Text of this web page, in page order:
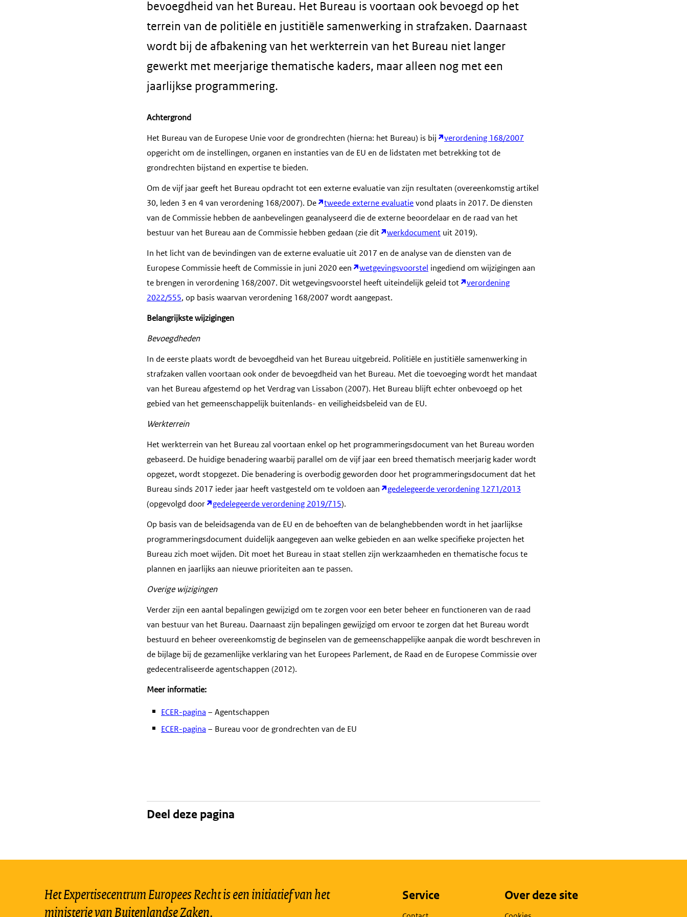
bevoegdheid van het Bureau. Het Bureau is voortaan ook bevoegd op het
terrein van de politiële en justitiële samenwerking in strafzaken. Daarnaast
wordt bij de afbakening van het werkterrein van het Bureau niet langer
gewerkt met meerjarige thematische kaders, maar alleen nog met een
jaarlijkse programmering.
Achtergrond
Het Bureau van de Europese Unie voor de grondrechten (hierna: het Bureau) is bij
verordening 168/2007
opgericht om de instellingen, organen en instanties van de EU en de lidstaten met betrekking tot de
grondrechten bijstand en expertise te bieden.
Om de vijf jaar geeft het Bureau opdracht tot een externe evaluatie van zijn resultaten (overeenkomstig artikel
30, leden 3 en 4 van verordening 168/2007). De
tweede externe evaluatievond plaats in 2017. De diensten
van de Commissie hebben de aanbevelingen geanalyseerd die de externe beoordelaar en de raad van het
bestuur van het Bureau aan de Commissie hebben gedaan (zie dit
werkdocument uit 2019).
In het licht van de bevindingen van de externe evaluatie uit 2017 en de analyse van de diensten van de
Europese Commissie heeft de Commissie in juni 2020 een
wetgevingsvoorstel ingediend om wijzigingen aan
te brengen in verordening 168/2007. Dit wetgevingsvoorstel heeft uiteindelijk geleid tot
verordening
2022/555, op basis waarvan verordening 168/2007 wordt aangepast.
Belangrijkste wijzigingen
Bevoegdheden
In de eerste plaats wordt de bevoegdheid van het Bureau uitgebreid. Politiële en justitiële samenwerking in
strafzaken vallen voortaan ook onder de bevoegdheid van het Bureau. Met die toevoeging wordt het mandaat
van het Bureau afgestemd op het Verdrag van Lissabon (2007). Het Bureau blijft echter onbevoegd op het
gebied van het gemeenschappelijk buitenlands- en veiligheidsbeleid van de EU.
Werkterrein
Het werkterrein van het Bureau zal voortaan enkel op het programmeringsdocument van het Bureau worden
gebaseerd. De huidige benadering waarbij parallel om de vijf jaar een breed thematisch meerjarig kader wordt
opgezet, wordt stopgezet. Die benadering is overbodig geworden door het programmeringsdocument dat het
Bureau sinds 2017 ieder jaar heeft vastgesteld om te voldoen aan
gedelegeerde verordening 1271/2013
(opgevolgd door
gedelegeerde verordening 2019/715).
Op basis van de beleidsagenda van de EU en de behoeften van de belanghebbenden wordt in het jaarlijkse
programmeringsdocument duidelijk aangegeven aan welke gebieden en aan welke specifieke projecten het
Bureau zich moet wijden. Dit moet het Bureau in staat stellen zijn werkzaamheden en thematische focus te
plannen en jaarlijks aan nieuwe prioriteiten aan te passen.
Overige wijzigingen
Verder zijn een aantal bepalingen gewijzigd om te zorgen voor een beter beheer en functioneren van de raad
van bestuur van het Bureau. Daarnaast zijn bepalingen gewijzigd om ervoor te zorgen dat het Bureau wordt
bestuurd en beheer overeenkomstig de beginselen van de gemeenschappelijke aanpak die wordt beschreven in
de bijlage bij de gezamenlijke verklaring van het Europees Parlement, de Raad en de Europese Commissie over
gedecentraliseerde agentschappen (2012).
Meer informatie:
ECER-pagina – Agentschappen
ECER-pagina – Bureau voor de grondrechten van de EU
Deel deze pagina
Het Expertisecentrum Europees Recht is een initiatief van het
ministerie van Buitenlandse Zaken.
Service Over deze site